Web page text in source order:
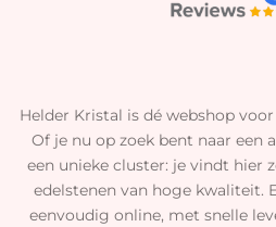
Helder Kristal is dé webshop
Of je nu op zoek bent naar een
een unieke cluster: je vindt hier
edelstenen van hoge kwaliteit.
eenvoudig online, met snelle